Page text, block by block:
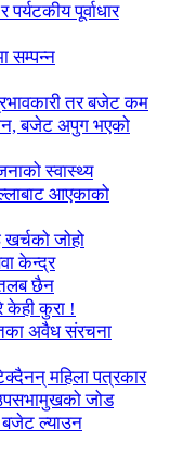
पूर्वाधार
सम्पन्न
तर बजेट कम
बजेट अपुग भएको
स्वास्थ्य
आएकाको
जोहो
केन्द्र
तलब छैन
केही कुरा !
अवैध संरचना
महिला पत्रकार
उपसभामुखको जोड
बजेट ल्याउन